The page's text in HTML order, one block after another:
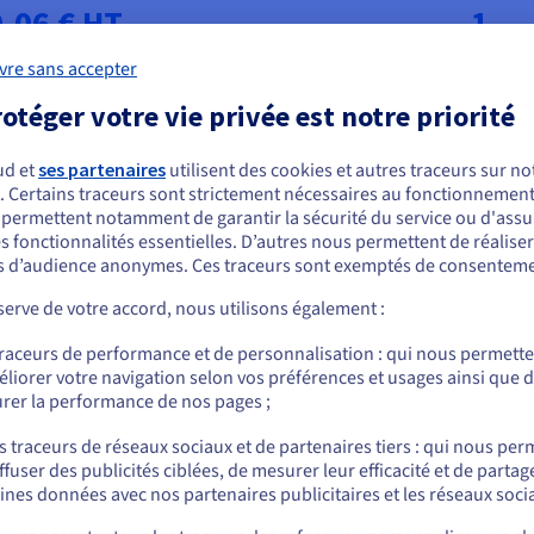
€ HT 1
Packs de crédits SMS à la carte
HT Equivalent crédits* Tarif total
100
500
1 000 58 €HT soit 69,60 €
semblez être localisé en États-Unis.
commander, rendez-vous sur le site de votre pays (États-Unis) et créez un
us.ovhcloud.com/
Anglais USD - $
ou
sur le site actuel
sans accepter
votre vie privée est notre priorité
etses partenaires utilisent des cookies et autres traceurs sur
Certains traceurs sont strictement nécessaires au
notamment de garantir la sécurité du service ou
fonctionnalités essentielles. D’autres nous permettent de
d’audience anonymes. Ces traceurs sont exemptés de
de votre accord, nous utilisons également :
de performance et de personnalisation : qui nous
votre navigation selon vos préférences et usages ainsi que
la performance de nos pages ;
traceurs de réseaux sociaux et de partenaires tiers : qui nous
des publicités ciblées, de mesurer leur efficacité et de
données avec nos partenaires publicitaires et les réseaux